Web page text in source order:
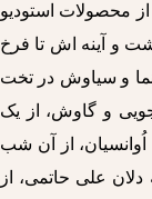
محصولات استودیو
و آینه اش تا فرخ
و سیاوش در تخت
و گاوش، از یک
اُوانسیان، از آن شب
علی حاتمی، از